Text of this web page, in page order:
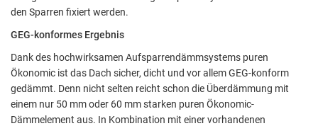
den Sparren fixiert werden.
GEG-konformes Ergebnis
Dank des hochwirksamen Aufsparrendämmsystems puren
Ökonomic ist das Dach sicher, dicht und vor allem GEG-konform
gedämmt. Denn nicht selten reicht schon die Überdämmung mit
einem nur 50 mm oder 60 mm starken puren Ökonomic-
Dämmelement aus. In Kombination mit einer vorhandenen
Cookie Informationen anzeigen
Marketing und Statistik
Marketing und Statistik Cookies werden verwendet, um